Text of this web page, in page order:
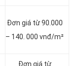
Đơn giá từ 90.000
– 140. 000 vnđ/m²
Đơn giá từ